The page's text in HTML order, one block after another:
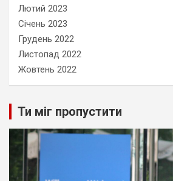
Лютий 2023
Січень 2023
Грудень 2022
Листопад 2022
Жовтень 2022
Ти міг пропустити